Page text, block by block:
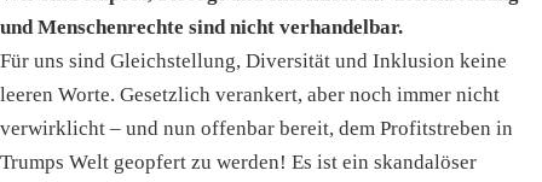
und Menschenrechte sind nicht verhandelbar.
Für uns sind Gleichstellung, Diversität und Inklusion keine
leeren Worte. Gesetzlich verankert, aber noch immer nicht
verwirklicht – und nun offenbar bereit, dem Profitstreben in
Trumps Welt geopfert zu werden! Es ist ein skandalöser